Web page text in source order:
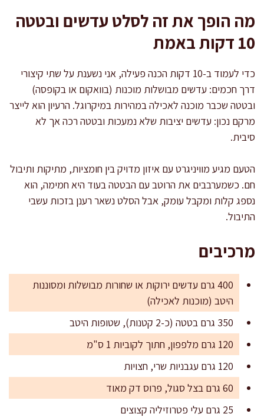
מה הופך את זה לסלט עדשים ובטטה
10 דקות באמת
כדי לעמוד ב-10 דקות הכנה פעילה, אני נשענת על שתי קיצורי
דרך חכמים: עדשים מבושלות מוכנות (בוואקום או בקופסה)
ובטטה שכבר מוכנה לאכילה במהירות במיקרוגל. הרעיון הוא לייצר
מרקם נכון: עדשים יציבות שלא נמעכות ובטטה רכה אך לא
סיבית.
הטעם מגיע מוויניגרט עם איזון מדויק בין חומציות, מתיקות ותיבול
חם. כשמערבבים את הרוטב עם הבטטה בעוד היא חמימה, הוא
נספג קלות ומקבל עומק, אבל הסלט נשאר רענן בזכות עשבי
התיבול.
מרכיבים
400 גרם עדשים ירוקות או שחורות מבושלות ומסוננות
היטב (מוכנות לאכילה)
350 גרם בטטה (כ-2 קטנות), שטופות היטב
120 גרם מלפפון, חתוך לקוביות 1 ס"מ
120 גרם עגבניות שרי, חצויות
60 גרם בצל סגול, פרוס דק מאוד
25 גרם עלי פטרוזיליה קצוצים